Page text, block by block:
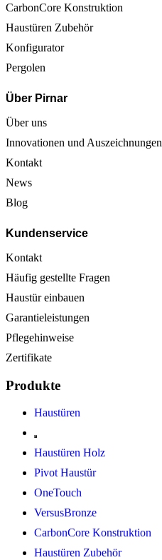
CarbonCore Konstruktion
Haustüren Zubehör
Konfigurator
Pergolen
Über Pirnar
Über uns
Innovationen und Auszeichnungen
Kontakt
News
Blog
Kundenservice
Kontakt
Häufig gestellte Fragen
Haustür einbauen
Garantieleistungen
Pflegehinweise
Zertifikate
Produkte
Haustüren
Haustüren Holz
Pivot Haustür
OneTouch
VersusBronze
CarbonCore Konstruktion
Haustüren Zubehör